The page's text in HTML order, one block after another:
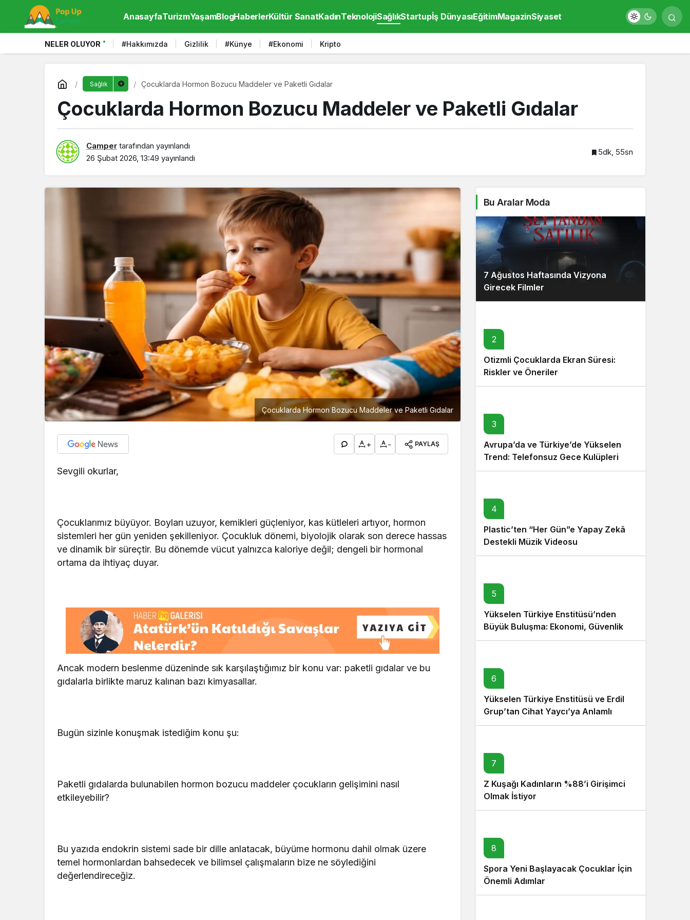
AnasayfaTurizmYaşamBlogHaberlerKültür SanatKadınTeknolojiSağlıkStartupİş DünyasıEğitimMagazinSiyaset
NELER OLUYOR #Hakkımızda Gizlilik #Künye #Ekonomi Kripto
Sağlık Çocuklarda Hormon Bozucu Maddeler ve Paketli Gıdalar
Çocuklarda Hormon Bozucu Maddeler ve Paketli Gıdalar
Camper tarafından yayınlandı
26 Şubat 2026, 13:49 yayınlandı
5dk, 55sn
Çocuklarda Hormon Bozucu Maddeler ve Paketli Gıdalar
+ - PAYLAŞ
Sevgili okurlar,
Çocuklarımız büyüyor. Boyları uzuyor, kemikleri güçleniyor, kas kütleleri artıyor, hormon
sistemleri her gün yeniden şekilleniyor. Çocukluk dönemi, biyolojik olarak son derece hassas
ve dinamik bir süreçtir. Bu dönemde vücut yalnızca kaloriye değil; dengeli bir hormonal
ortama da ihtiyaç duyar.
Ancak modern beslenme düzeninde sık karşılaştığımız bir konu var: paketli gıdalar ve bu
gıdalarla birlikte maruz kalınan bazı kimyasallar.
Bugün sizinle konuşmak istediğim konu şu:
Paketli gıdalarda bulunabilen hormon bozucu maddeler çocukların gelişimini nasıl
etkileyebilir?
Bu yazıda endokrin sistemi sade bir dille anlatacak, büyüme hormonu dahil olmak üzere
temel hormonlardan bahsedecek ve bilimsel çalışmaların bize ne söylediğini
değerlendireceğiz.
Bu Aralar Moda
7 Ağustos Haftasında Vizyona
Girecek Filmler
2
Otizmli Çocuklarda Ekran Süresi:
Riskler ve Öneriler
3
Avrupa’da ve Türkiye’de Yükselen
Trend: Telefonsuz Gece Kulüpleri
4
Plastic’ten “Her Gün”e Yapay Zekâ
Destekli Müzik Videosu
5
Yükselen Türkiye Enstitüsü’nden
Büyük Buluşma: Ekonomi, Güvenlik
Politikaları ve Hukuk Konferansı
6
Yükselen Türkiye Enstitüsü ve Erdil
Grup’tan Cihat Yaycı’ya Anlamlı
Ziyaret
7
Z Kuşağı Kadınların %88’i Girişimci
Olmak İstiyor
8
Spora Yeni Başlayacak Çocuklar İçin
Önemli Adımlar